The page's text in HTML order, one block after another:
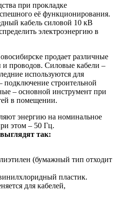
при прокладке
её функционирования.
кабель силовой 10 кВ
электроэнергию в
продает различные
и проводов. Силовые кабели –
используются для
строительной
– основной инструмент при
в помещении.
энергию на номинальное
этом – 50 Гц.
так:
(бумажный тип отходит
пластик.
для кабелей,